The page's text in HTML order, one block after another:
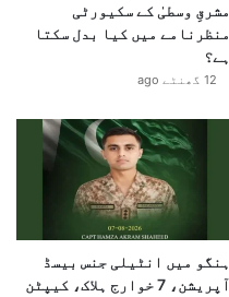
مشرقِ وسطیٰ کے سکیورٹی
منظرنامے میں کیا بدل سکتا
ہے؟
12 گھنٹے ago
ہنگو میں انٹیلی جنس بیسڈ
آپریشن، 7 خوارج ہلاک، کیپٹن